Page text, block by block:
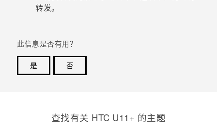
转发。
此信息是否有用？
是
否
查找有关 HTC U11+ 的主题